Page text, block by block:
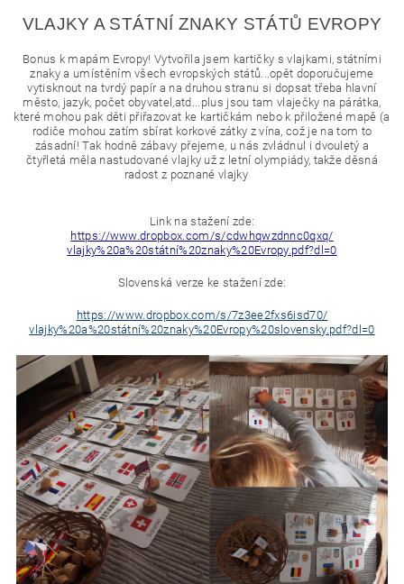
VLAJKY A STÁTNÍ ZNAKY STÁTŮ EVROPY
Bonus k mapám Evropy! Vytvořila jsem kartičky s vlajkami, státními
znaky a umístěním všech evropských států...opět doporučujeme
vytisknout na tvrdý papír a na druhou stranu si dopsat třeba hlavní
město, jazyk, počet obyvatel,atd...plus jsou tam vlaječky na párátka,
které mohou pak děti přiřazovat ke kartičkám nebo k přiložené mapě (a
rodiče mohou zatím sbírat korkové zátky z vína, což je na tom to
zásadní! Tak hodně zábavy přejeme, u nás zvládnul i dvouletý a
čtyřletá měla nastudované vlajky už z letní olympiády, takže děsná
radost z poznané vlajky
Link na stažení zde:
https://www.dropbox.com/s/cdwhqwzdnnc0qxq/
vlajky%20a%20státní%20znaky%20Evropy.pdf?dl=0
Slovenská verze ke stažení zde:
https://www.dropbox.com/s/7z3ee2fxs6isd70/
vlajky%20a%20státní%20znaky%20Evropy%20slovensky.pdf?dl=0